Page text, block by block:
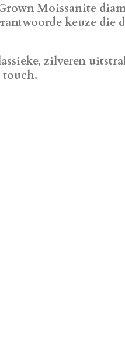
Moissanite
keuze die
zilveren
touch.